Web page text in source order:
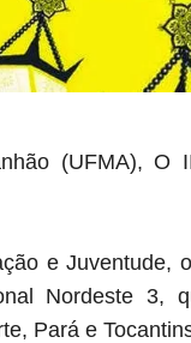
(UFMA), O
e Juventude,
Nordeste 3,
Pará e